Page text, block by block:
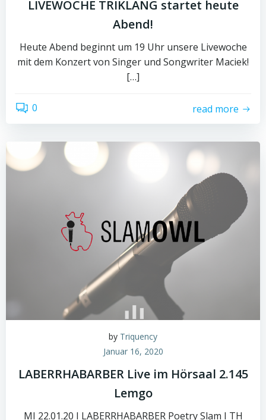
LIVEWOCHE TRIKLANG startet heute
Abend!
Heute Abend beginnt um 19 Uhr unsere Livewoche
mit dem Konzert von Singer und Songwriter Maciek!
[…]
0 read more
by Triquency
Januar 16, 2020
LABERRHABARBER Live im Hörsaal 2.145
Lemgo
MI 22.01.20 I LABERRHABARBER Poetry Slam I TH